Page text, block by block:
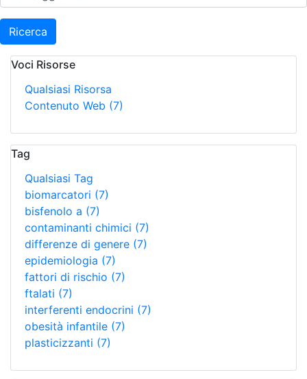
Ricerca
Voci Risorse
Qualsiasi Risorsa
Contenuto Web (7)
Tag
Qualsiasi Tag
biomarcatori (7)
bisfenolo a (7)
contaminanti chimici (7)
differenze di genere (7)
epidemiologia (7)
fattori di rischio (7)
ftalati (7)
interferenti endocrini (7)
obesità infantile (7)
plasticizzanti (7)